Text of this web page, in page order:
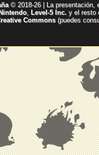
© 2018-26 | La presentación,
Nintendo, Level-5 Inc. y el resto
Commons(puedes